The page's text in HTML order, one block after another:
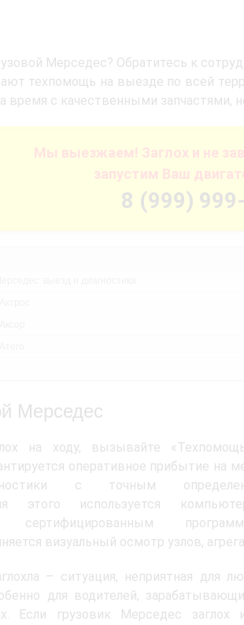
Мерседес? Обратитесь к
техпомощь на выезде по всей
время с качественными запчастями,
Мы выезжаем! Заглох и не
запустим Ваш
8 (999)
Мерседес
на ходу, вызывайте
оперативное прибытие на
с точным
этого используется
визуальный осмотр узлов,
– ситуация, неприятная для
для водителей,
Если грузовик Мерседес заглох